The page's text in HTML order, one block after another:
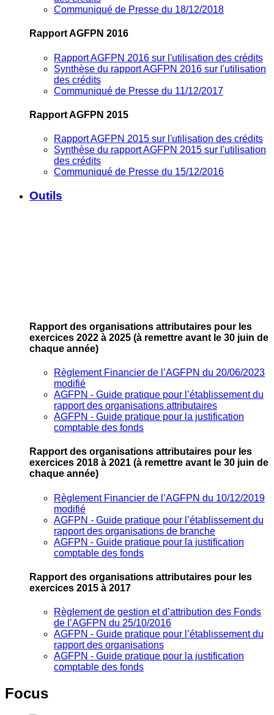
Communiqué de Presse du 18/12/2018
Rapport AGFPN 2016
Rapport AGFPN 2016 sur l'utilisation des crédits
Synthèse du rapport AGFPN 2016 sur l'utilisation
des crédits
Communiqué de Presse du 11/12/2017
Rapport AGFPN 2015
Rapport AGFPN 2015 sur l'utilisation des crédits
Synthèse du rapport AGFPN 2015 sur l'utilisation
des crédits
Communiqué de Presse du 15/12/2016
Outils
Rapport des organisations attributaires pour les
exercices 2022 à 2025 (à remettre avant le 30 juin de
chaque année)
Règlement Financier de l’AGFPN du 20/06/2023
modifié
AGFPN ‐ Guide pratique pour l’établissement du
rapport des organisations attributaires
AGFPN ‐ Guide pratique pour la justification
comptable des fonds
Rapport des organisations attributaires pour les
exercices 2018 à 2021 (à remettre avant le 30 juin de
chaque année)
Règlement Financier de l’AGFPN du 10/12/2019
modifié
AGFPN ‐ Guide pratique pour l’établissement du
rapport des organisations de branche
AGFPN ‐ Guide pratique pour la justification
comptable des fonds
Rapport des organisations attributaires pour les
exercices 2015 à 2017
Règlement de gestion et d’attribution des Fonds
de l’AGFPN du 25/10/2016
AGFPN ‐ Guide pratique pour l’établissement du
rapport des organisations
AGFPN ‐ Guide pratique pour la justification
comptable des fonds
Focus